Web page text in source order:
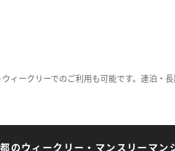
ークリーでのご利用も可能です。連泊・
のウィークリー・マンスリーマン